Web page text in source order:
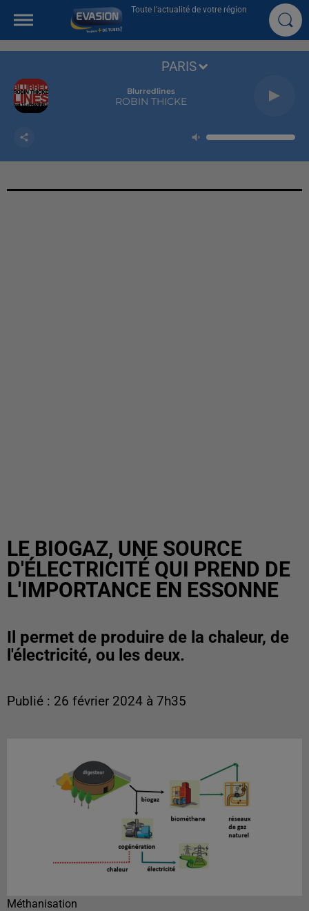
Toute l'actualité de votre région
Blurredlines
ROBIN THICKE
PARIS
LE BIOGAZ, UNE SOURCE
D'ÉLECTRICITÉ QUI PREND DE
L'IMPORTANCE EN ESSONNE
Il permet de produire de la chaleur, de
l'électricité, ou les deux.
Publié : 26 février 2024 à 7h35
Méthanisation